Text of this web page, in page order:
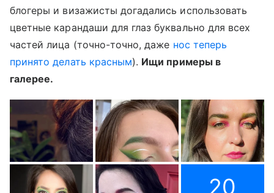
блогеры и визажисты догадались использовать
цветные карандаши для глаз буквально для всех
частей лица (точно-точно, даже нос теперь
принято делать красным). Ищи примеры в
галерее.
20